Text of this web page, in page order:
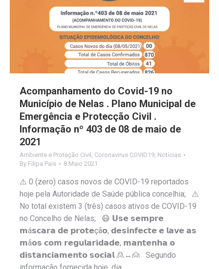
Acompanhamento do Covid-19 no
Município de Nelas . Plano Municipal de
Emergência e Protecção Civil .
Informação nº 403 de 08 de maio de
2021
Ambiente e Proteção Civil , Coronavirus COVID19, Notícias
By Filipa Pais 8 Maio 2021
⚠️ 0 (zero) casos novos de COVID-19 reportados
hoje pela Autoridade de Saúde pública concelhia; ⚠️
No total existem 3 (três) casos ativos de COVID-19
no Concelho de Nelas; 😷 𝗨𝘀𝗲 𝘀𝗲𝗺𝗽𝗿𝗲
𝗺á𝘀𝗰𝗮𝗿𝗮 𝗱𝗲 𝗽𝗿𝗼𝘁𝗲çã𝗼, 𝗱𝗲𝘀𝗶𝗻𝗳𝗲𝗰𝘁𝗲 𝗲 𝗹𝗮𝘃𝗲 𝗮𝘀
𝗺ã𝗼𝘀 𝗰𝗼𝗺 𝗿𝗲𝗴𝘂𝗹𝗮𝗿𝗶𝗱𝗮𝗱𝗲, 𝗺𝗮𝗻𝘁𝗲𝗻𝗵𝗮 𝗼
𝗱𝗶𝘀𝘁𝗮𝗻𝗰𝗶𝗮𝗺𝗲𝗻𝘁𝗼 𝘀𝗼𝗰𝗶𝗮𝗹 🙎↔️🙍 Segundo